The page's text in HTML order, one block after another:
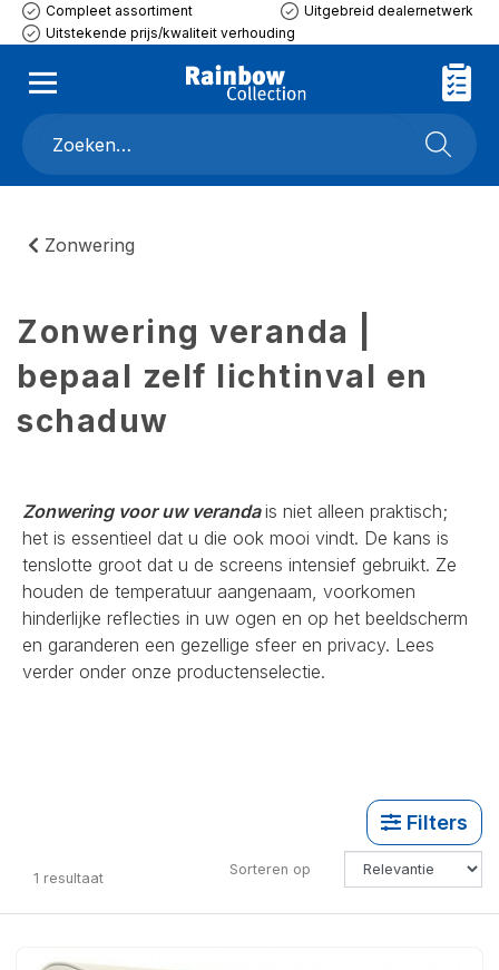
Compleet assortiment
Uitgebreid dealernetwerk
Uitstekende prijs/kwaliteit verhouding
Zonwering
Zonwering veranda |
bepaal zelf lichtinval en
schaduw
Zonwering voor uw verandais niet alleen praktisch;
het is essentieel dat u die ook mooi vindt. De kans is
tenslotte groot dat u de screens intensief gebruikt. Ze
houden de temperatuur aangenaam, voorkomen
hinderlijke reflecties in uw ogen en op het beeldscherm
en garanderen een gezellige sfeer en privacy. Lees
verder onder onze productenselectie.
Filters
1 resultaat Sorteren op